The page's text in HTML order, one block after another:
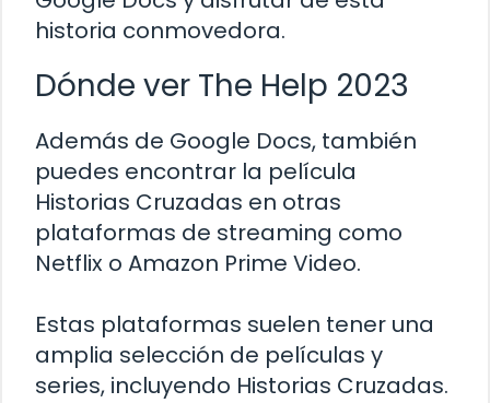
historia conmovedora.
Dónde ver The Help 2023
Además de Google Docs, también
puedes encontrar la película
Historias Cruzadas en otras
plataformas de streaming como
Netflix o Amazon Prime Video.
Estas plataformas suelen tener una
amplia selección de películas y
series, incluyendo Historias Cruzadas.